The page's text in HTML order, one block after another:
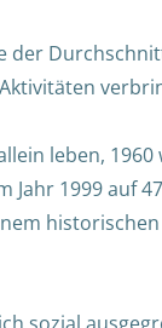
der
leben, 1960
1999 auf